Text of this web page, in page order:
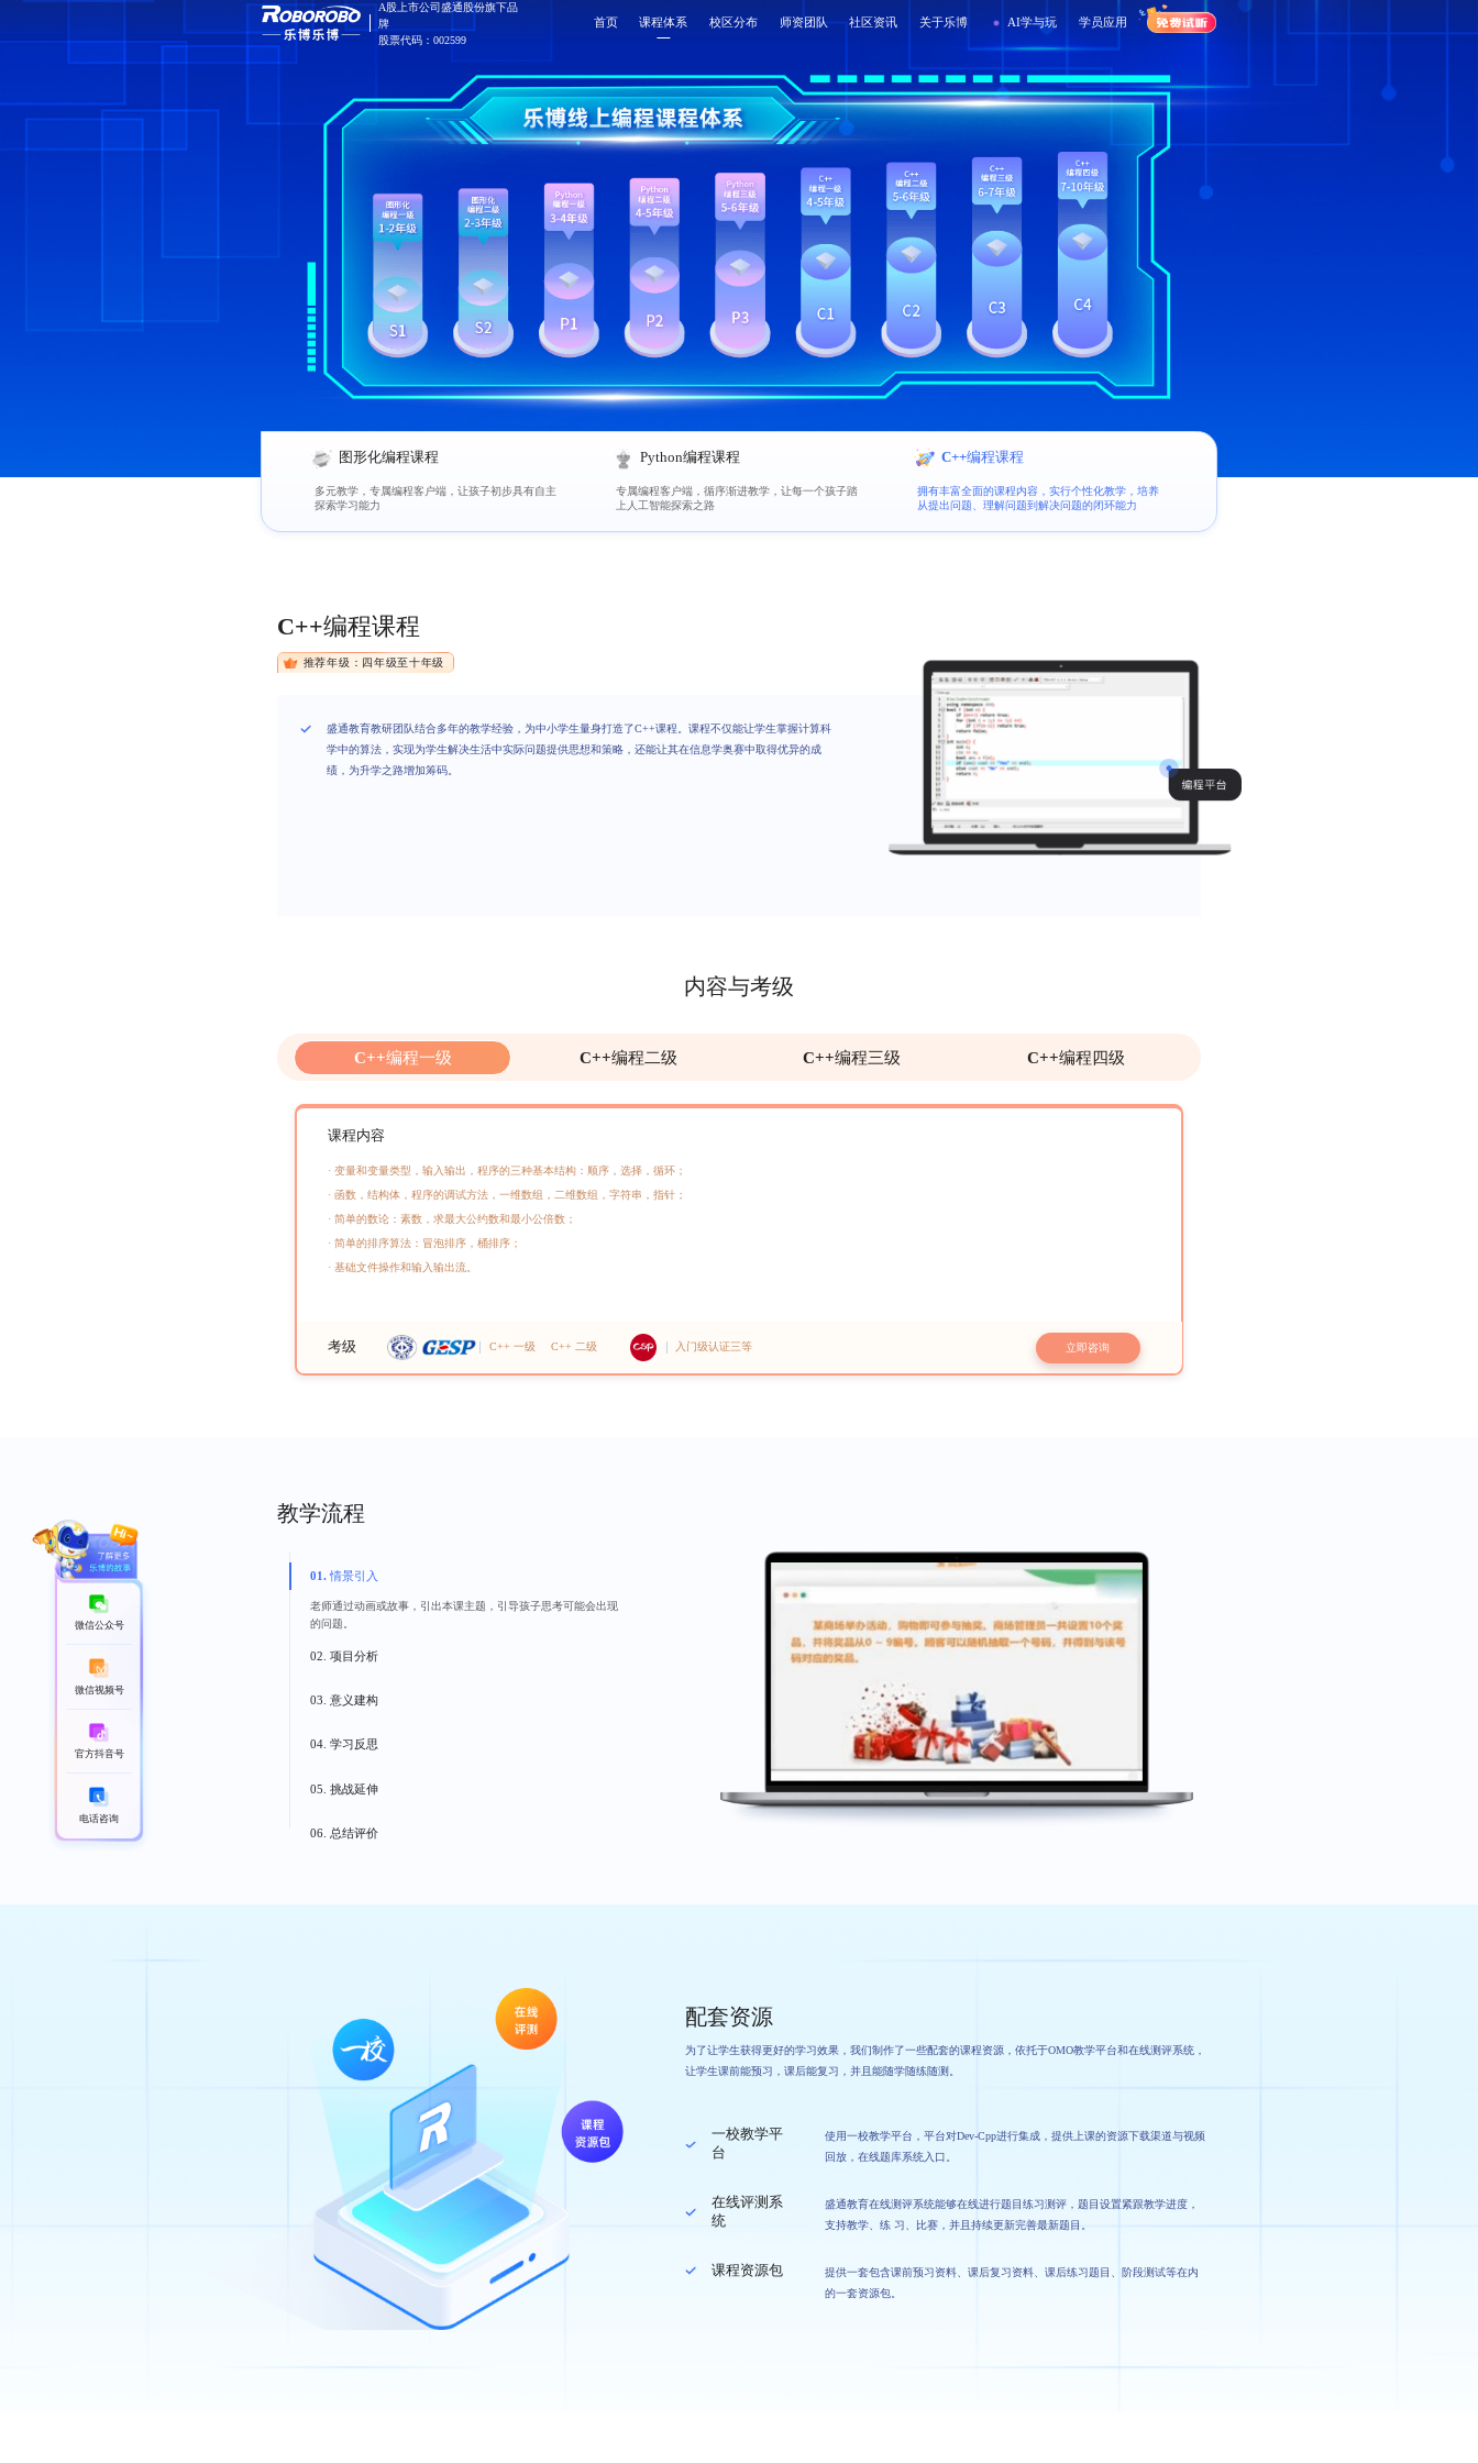
A股上市公司盛通股份旗下品
牌
股票代码：002599
首页 课程体系 校区分布 师资团队 社区资讯 关于乐博 AI学与玩
AI学与玩
学员应用
学员应用
图形化编程课程
多元教学，专属编程客户端，让孩子初步具有自主
探索学习能力
Python编程课程
专属编程客户端，循序渐进教学，让每一个孩子踏
上人工智能探索之路
C++编程课程
拥有丰富全面的课程内容，实行个性化教学，培养
从提出问题、理解问题到解决问题的闭环能力
C++编程课程
推荐年级：四年级至十年级
盛通教育教研团队结合多年的教学经验，为中小学生量身打造了C++课程。课程不仅能让学生掌握计算科
学中的算法，实现为学生解决生活中实际问题提供思想和策略，还能让其在信息学奥赛中取得优异的成
绩，为升学之路增加筹码。
内容与考级
C++编程一级 C++编程二级 C++编程三级 C++编程四级
课程内容
· 变量和变量类型，输入输出，程序的三种基本结构：顺序，选择，循环；
· 函数，结构体，程序的调试方法，一维数组，二维数组，字符串，指针；
· 简单的数论：素数，求最大公约数和最小公倍数；
· 简单的排序算法：冒泡排序，桶排序；
· 基础文件操作和输入输出流。
考级 C++ 一级 C++ 二级 入门级认证三等 立即咨询
教学流程
01. 情景引入
老师通过动画或故事，引出本课主题，引导孩子思考可能会出现
的问题。
02. 项目分析
03. 意义建构
04. 学习反思
05. 挑战延伸
06. 总结评价
配套资源
为了让学生获得更好的学习效果，我们制作了一些配套的课程资源，依托于OMO教学平台和在线测评系统，
让学生课前能预习，课后能复习，并且能随学随练随测。
一校教学平
台
使用一校教学平台，平台对Dev-Cpp进行集成，提供上课的资源下载渠道与视频
回放，在线题库系统入口。
在线评测系
统
盛通教育在线测评系统能够在线进行题目练习测评，题目设置紧跟教学进度，
支持教学、练 习、比赛，并且持续更新完善最新题目。
课程资源包
提供一套包含课前预习资料、课后复习资料、课后练习题目、阶段测试等在内
的一套资源包。
微信公众号
微信视频号
官方抖音号
电话咨询